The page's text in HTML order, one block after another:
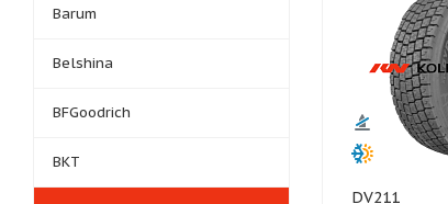
DV211
Barum
Belshina
BFGoodrich
BKT